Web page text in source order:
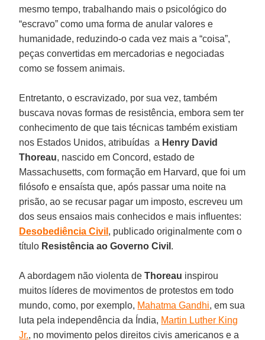
mesmo tempo, trabalhando mais o psicológico do
“escravo” como uma forma de anular valores e
humanidade, reduzindo-o cada vez mais a “coisa”,
peças convertidas em mercadorias e negociadas
como se fossem animais.
Entretanto, o escravizado, por sua vez, também
buscava novas formas de resistência, embora sem ter
conhecimento de que tais técnicas também existiam
nos Estados Unidos, atribuídas a Henry David
Thoreau, nascido em Concord, estado de
Massachusetts, com formação em Harvard, que foi um
filósofo e ensaísta que, após passar uma noite na
prisão, ao se recusar pagar um imposto, escreveu um
dos seus ensaios mais conhecidos e mais influentes:
Desobediência Civil , publicado originalmente com o
título Resistência ao Governo Civil .
A abordagem não violenta deThoreau inspirou
muitos líderes de movimentos de protestos em todo
mundo, como, por exemplo, Mahatma Gandhi, em sua
luta pela independência da Índia, Martin Luther King
Jr., no movimento pelos direitos civis americanos e a